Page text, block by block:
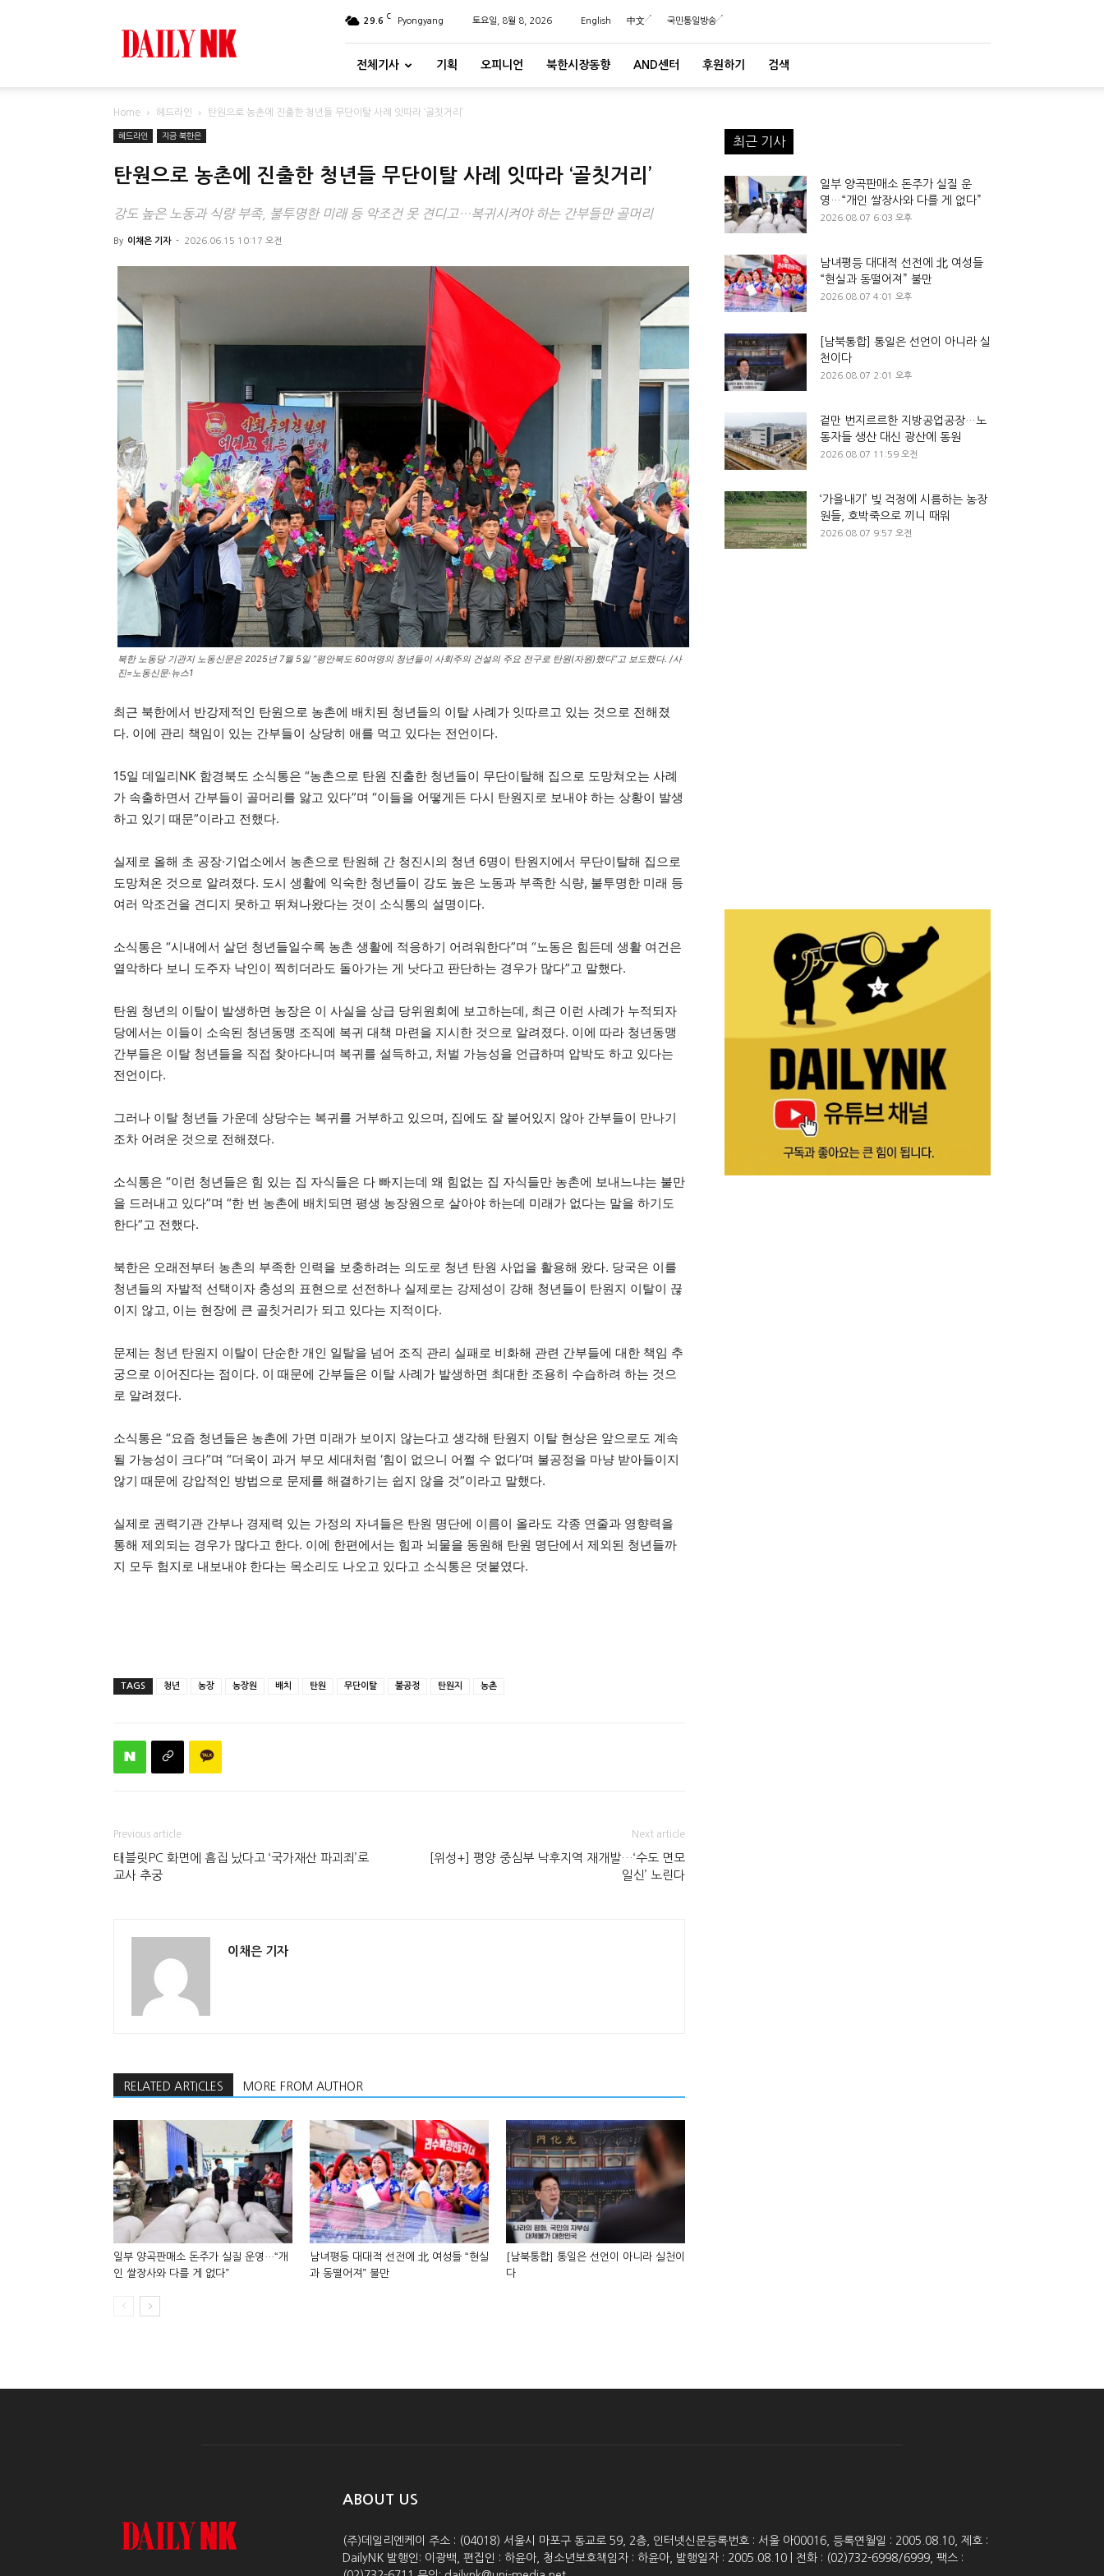
29.6 C Pyongyang 토요일, 8월 8, 2026 English 中文 국민통일방송
전체기사 기획 오피니언 북한시장동향 AND센터 후원하기 검색
Home 헤드라인 탄원으로 농촌에 진출한 청년들 무단이탈 사례 잇따라 ‘골칫거리’
헤드라인 지금 북한은
탄원으로 농촌에 진출한 청년들 무단이탈 사례 잇따라 ‘골칫거리’
강도 높은 노동과 식량 부족, 불투명한 미래 등 악조건 못 견디고…복귀시켜야 하는 간부들만 골머리
By 이채은 기자 - 2026.06.15 10:17 오전
북한 노동당 기관지 노동신문은 2025년 7월 5일 “평안북도 60여명의 청년들이 사회주의 건설의 주요 전구로 탄원(자원)했다”고 보도했다. /사
진=노동신문·뉴스1
최근 북한에서 반강제적인 탄원으로 농촌에 배치된 청년들의 이탈 사례가 잇따르고 있는 것으로 전해졌
다. 이에 관리 책임이 있는 간부들이 상당히 애를 먹고 있다는 전언이다.
15일 데일리NK 함경북도 소식통은 “농촌으로 탄원 진출한 청년들이 무단이탈해 집으로 도망쳐오는 사례
가 속출하면서 간부들이 골머리를 앓고 있다”며 “이들을 어떻게든 다시 탄원지로 보내야 하는 상황이 발생
하고 있기 때문”이라고 전했다.
실제로 올해 초 공장·기업소에서 농촌으로 탄원해 간 청진시의 청년 6명이 탄원지에서 무단이탈해 집으로
도망쳐온 것으로 알려졌다. 도시 생활에 익숙한 청년들이 강도 높은 노동과 부족한 식량, 불투명한 미래 등
여러 악조건을 견디지 못하고 뛰쳐나왔다는 것이 소식통의 설명이다.
소식통은 “시내에서 살던 청년들일수록 농촌 생활에 적응하기 어려워한다”며 “노동은 힘든데 생활 여건은
열악하다 보니 도주자 낙인이 찍히더라도 돌아가는 게 낫다고 판단하는 경우가 많다”고 말했다.
탄원 청년의 이탈이 발생하면 농장은 이 사실을 상급 당위원회에 보고하는데, 최근 이런 사례가 누적되자
당에서는 이들이 소속된 청년동맹 조직에 복귀 대책 마련을 지시한 것으로 알려졌다. 이에 따라 청년동맹
간부들은 이탈 청년들을 직접 찾아다니며 복귀를 설득하고, 처벌 가능성을 언급하며 압박도 하고 있다는
전언이다.
그러나 이탈 청년들 가운데 상당수는 복귀를 거부하고 있으며, 집에도 잘 붙어있지 않아 간부들이 만나기
조차 어려운 것으로 전해졌다.
소식통은 “이런 청년들은 힘 있는 집 자식들은 다 빠지는데 왜 힘없는 집 자식들만 농촌에 보내느냐는 불만
을 드러내고 있다”며 “한 번 농촌에 배치되면 평생 농장원으로 살아야 하는데 미래가 없다는 말을 하기도
한다”고 전했다.
북한은 오래전부터 농촌의 부족한 인력을 보충하려는 의도로 청년 탄원 사업을 활용해 왔다. 당국은 이를
청년들의 자발적 선택이자 충성의 표현으로 선전하나 실제로는 강제성이 강해 청년들이 탄원지 이탈이 끊
이지 않고, 이는 현장에 큰 골칫거리가 되고 있다는 지적이다.
문제는 청년 탄원지 이탈이 단순한 개인 일탈을 넘어 조직 관리 실패로 비화해 관련 간부들에 대한 책임 추
궁으로 이어진다는 점이다. 이 때문에 간부들은 이탈 사례가 발생하면 최대한 조용히 수습하려 하는 것으
로 알려졌다.
소식통은 “요즘 청년들은 농촌에 가면 미래가 보이지 않는다고 생각해 탄원지 이탈 현상은 앞으로도 계속
될 가능성이 크다”며 “더욱이 과거 부모 세대처럼 ‘힘이 없으니 어쩔 수 없다’며 불공정을 마냥 받아들이지
않기 때문에 강압적인 방법으로 문제를 해결하기는 쉽지 않을 것”이라고 말했다.
실제로 권력기관 간부나 경제력 있는 가정의 자녀들은 탄원 명단에 이름이 올라도 각종 연줄과 영향력을
통해 제외되는 경우가 많다고 한다. 이에 한편에서는 힘과 뇌물을 동원해 탄원 명단에서 제외된 청년들까
지 모두 험지로 내보내야 한다는 목소리도 나오고 있다고 소식통은 덧붙였다.
TAGS 청년 농장 농장원 배치 탄원 무단이탈 불공정 탄원지 농촌
Previous article
태블릿PC 화면에 흠집 났다고 ‘국가재산 파괴죄’로
교사 추궁
Next article
[위성+] 평양 중심부 낙후지역 재개발…‘수도 면모
일신’ 노린다
이채은 기자
RELATED ARTICLES MORE FROM AUTHOR
일부 양곡판매소 돈주가 실질 운영…“개
인 쌀장사와 다를 게 없다”
남녀평등 대대적 선전에 北 여성들 “현실
과 동떨어져” 불만
[남북통합] 통일은 선언이 아니라 실천이
다
최근 기사
일부 양곡판매소 돈주가 실질 운
영…“개인 쌀장사와 다를 게 없다”
2026.08.07 6:03 오후
남녀평등 대대적 선전에 北 여성들
“현실과 동떨어져” 불만
2026.08.07 4:01 오후
[남북통합] 통일은 선언이 아니라 실
천이다
2026.08.07 2:01 오후
겉만 번지르르한 지방공업공장…노
동자들 생산 대신 광산에 동원
2026.08.07 11:59 오전
‘가을내기’ 빚 걱정에 시름하는 농장
원들, 호박죽으로 끼니 때워
2026.08.07 9:57 오전
ABOUT US
(주)데일리엔케이 주소 : (04018) 서울시 마포구 동교로 59, 2층, 인터넷신문등록번호 : 서울 아00016, 등록연월일 : 2005.08.10, 제호 :
DailyNK 발행인: 이광백, 편집인 : 하윤아, 청소년보호책임자 : 하윤아, 발행일자 : 2005.08.10 | 전화 : (02)732-6998/6999, 팩스 :